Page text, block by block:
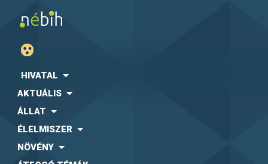
HIVATAL
AKTUÁLIS
ÁLLAT
ÉLELMISZER
NÖVÉNY